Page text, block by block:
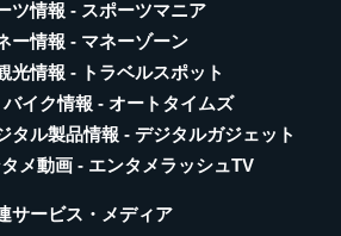
ツ情報 - スポーツマニア
ー情報 - マネーゾーン
光情報 - トラベルスポット
バイク情報 - オートタイムズ
タル製品情報 - デジタルガジェット
メ動画 - エンタメラッシュTV
サービス・メディア